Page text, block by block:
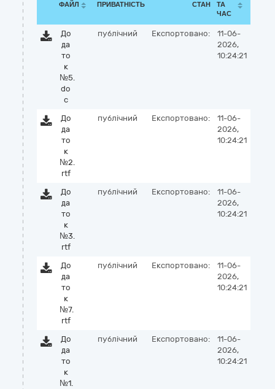
ФАЙЛ ПРИВАТНІСТЬ СТАН
ТА
ЧАС
До
да
то
к
№5.
do
c
публічний Експортовано:
11-06-
2026,
10:24:21
До
да
то
к
№2.
rtf
публічний Експортовано:
11-06-
2026,
10:24:21
До
да
то
к
№3.
rtf
публічний Експортовано:
11-06-
2026,
10:24:21
До
да
то
к
№7.
rtf
публічний Експортовано:
11-06-
2026,
10:24:21
До
да
то
к
№1.
публічний Експортовано:
11-06-
2026,
10:24:21